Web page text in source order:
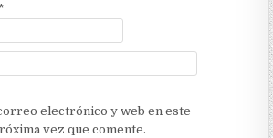
*
electrónico y web en este
vez que comente.